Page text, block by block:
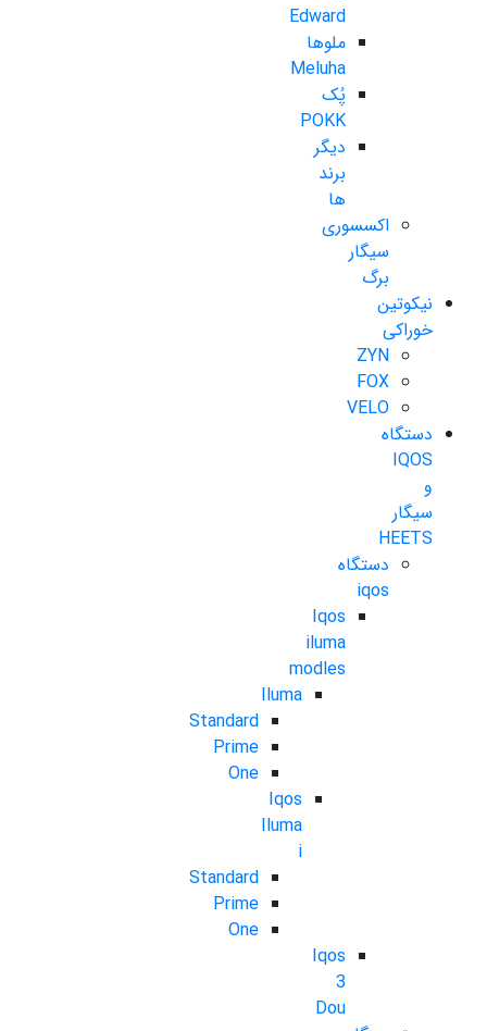
Edward
ملوها
Meluha
پُک
POKK
دیگر
برند
ها
اکسسوری
سیگار
برگ
نیکوتین
خوراکی
ZYN
FOX
VELO
دستگاه
IQOS
و
سیگار
HEETS
دستگاه
iqos
Iqos
iluma
modles
Iluma
Standard
Prime
One
Iqos
Iluma
i
Standard
Prime
One
Iqos
3
Dou